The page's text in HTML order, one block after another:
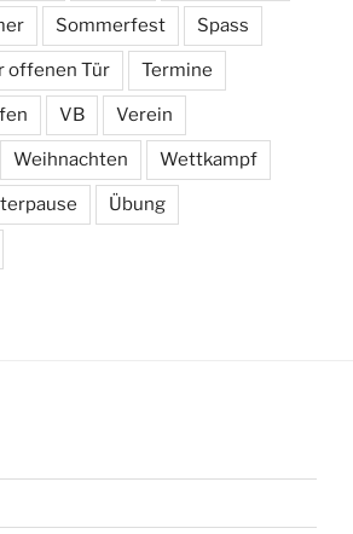
Sommerfest Spass
offenen Tür Termine
VB Verein
Weihnachten Wettkampf
Übung